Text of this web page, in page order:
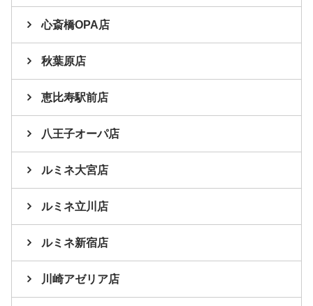
心斎橋OPA店
秋葉原店
恵比寿駅前店
八王子オーパ店
ルミネ大宮店
ルミネ立川店
ルミネ新宿店
川崎アゼリア店